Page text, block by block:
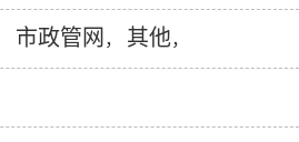
市政管网 ， 其他，